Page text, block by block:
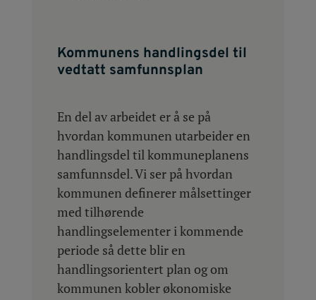
Kommunens handlingsdel til
vedtatt samfunnsplan
En del av arbeidet er å se på
hvordan kommunen utarbeider en
handlingsdel til kommuneplanens
samfunnsdel. Vi ser på hvordan
kommunen definerer målsettinger
med tilhørende
handlingselementer i kommende
periode så dette blir en
handlingsorientert plan og om
kommunen kobler økonomiske